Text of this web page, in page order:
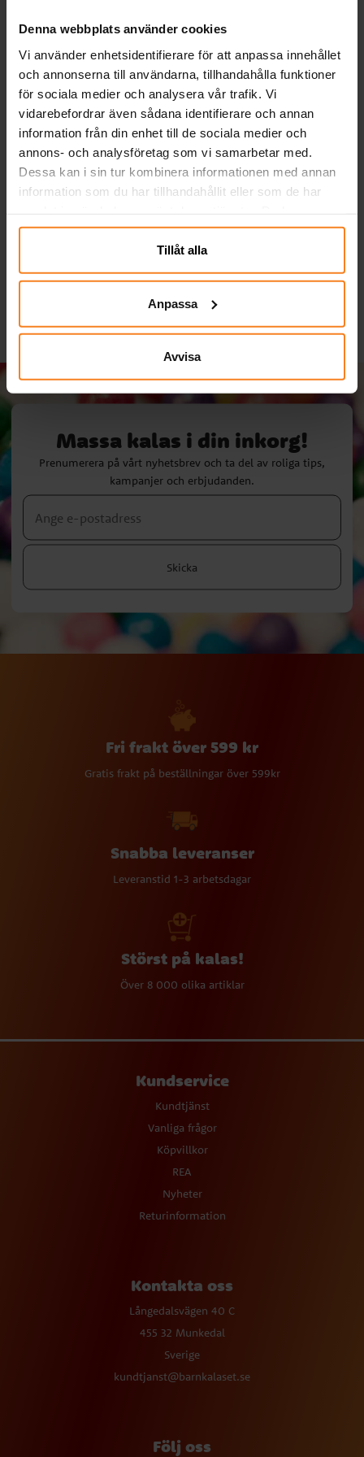
Denna webbplats använder cookies
Vi använder enhetsidentifierare för att anpassa innehållet
och annonserna till användarna, tillhandahålla funktioner
för sociala medier och analysera vår trafik. Vi
vidarebefordrar även sådana identifierare och annan
information från din enhet till de sociala medier och
annons- och analysföretag som vi samarbetar med.
Dessa kan i sin tur kombinera informationen med annan
information som du har tillhandahållit eller som de har
närsomhelst ändra ditt samtycke.
Tillåt alla
Anpassa
Avvisa
Tårtljus Guldkrona,
GÅ TILL
Serpentiner - Ljusrosa
KÖP
Massa kalas i din inkorg!
Prenumerera på vårt nyhetsbrev och ta del av roliga tips,
kampanjer och erbjudanden.
Skicka
Fri frakt över 599 kr
Gratis frakt på beställningar över 599kr
Snabba leveranser
Leveranstid 1-3 arbetsdagar
Störst på kalas!
Över 8 000 olika artiklar
Kundservice
Kundtjänst
Vanliga frågor
Köpvillkor
REA
Nyheter
Returinformation
Kontakta oss
Långedalsvägen 40 C
455 32 Munkedal
Sverige
kundtjanst@barnkalaset.se
Följ oss